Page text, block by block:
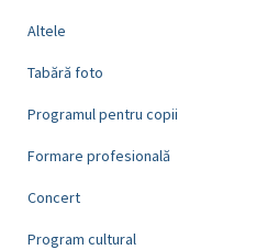
Altele
Tabără foto
Programul pentru copii
Formare profesională
Concert
Program cultural